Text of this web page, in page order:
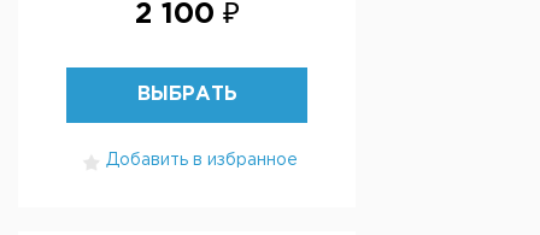
2 100 ₽
ВЫБРАТЬ
Добавить в избранное